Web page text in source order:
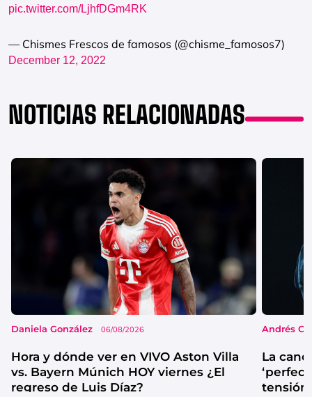
pic.twitter.com/LjhfDGm4RK
— Chismes Frescos de famosos (@chisme_famosos7)
December 12, 2022
NOTICIAS RELACIONADAS
Daniela González 06/08/2026
Hora y dónde ver en VIVO Aston Villa
vs. Bayern Múnich HOY viernes ¿El
regreso de Luis Díaz?
Andrés
La
tensión